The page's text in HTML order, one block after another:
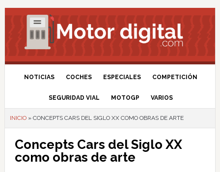
NOTICIAS COCHES ESPECIALES COMPETICIÓN
SEGURIDAD VIAL MOTOGP VARIOS
INICIO» CONCEPTS CARS DEL SIGLO XX COMO OBRAS DE ARTE
Concepts Cars del Siglo XX
como obras de arte